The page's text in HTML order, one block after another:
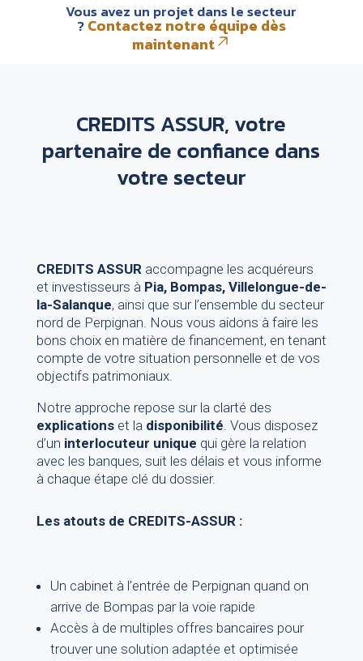
Vous avez un projet dans le secteur
?Contactez notre équipe dès
maintenant
CREDITS ASSUR, votre
partenaire de confiance dans
votre secteur
CREDITS ASSURaccompagne les acquéreurs
et investisseurs à Pia, Bompas, Villelongue-de-
la-Salanque, ainsi que sur l’ensemble du secteur
nord de Perpignan. Nous vous aidons à faire les
bons choix en matière de financement, en tenant
compte de votre situation personnelle et de vos
objectifs patrimoniaux.
Notre approche repose sur la clarté des
explicationset la disponibilité. Vous disposez
d’un interlocuteur unique qui gère la relation
avec les banques, suit les délais et vous informe
à chaque étape clé du dossier.
Les atouts de CREDITS-ASSUR :
Un cabinet à l’entrée de Perpignan quand on
arrive de Bompas par la voie rapide
Accès à de multiples offres bancaires pour
trouver une solution adaptée et optimisée